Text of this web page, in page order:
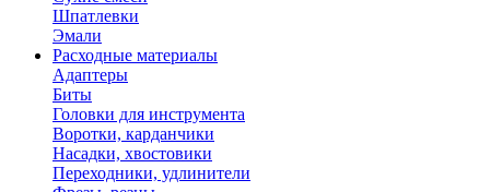
Шпатлевки
Эмали
Расходные материалы
Адаптеры
Биты
Головки для инструмента
Воротки, карданчики
Насадки, хвостовики
Переходники, удлинители